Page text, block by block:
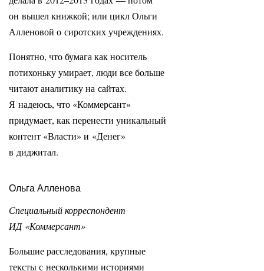
он вышел книжкой; или цикл Ольги
Алленовой о сиротских учреждениях.
Понятно, что бумага как носитель
потихоньку умирает, люди все больше
читают аналитику на сайтах.
Я надеюсь, что «Коммерсант»
придумает, как перенести уникальный
контент «Власти» и «Денег»
в диджитал.
Ольга Алленова
Специальный корреспондент
ИД «Коммерсант»
Большие расследования, крупные
тексты с несколькими историями